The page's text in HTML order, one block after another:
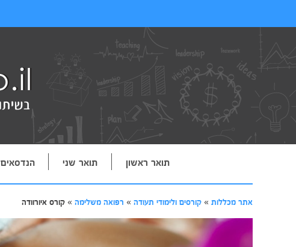
תואר ראשון תואר שני הנדסאים
אתר מכללות » קורסים ולימודי תעודה » רפואה משלימה » קורס איורוודה